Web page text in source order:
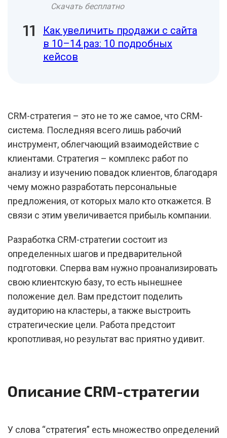
Скачать бесплатно
Как увеличить продажи с сайта
в 10–14 раз: 10 подробных
кейсов
CRM-стратегия – это не то же самое, что CRM-
система. Последняя всего лишь рабочий
инструмент, облегчающий взаимодействие с
клиентами. Стратегия – комплекс работ по
анализу и изучению повадок клиентов, благодаря
чему можно разработать персональные
предложения, от которых мало кто откажется. В
связи с этим увеличивается прибыль компании.
Разработка CRM-стратегии состоит из
определенных шагов и предварительной
подготовки. Сперва вам нужно проанализировать
свою клиентскую базу, то есть нынешнее
положение дел. Вам предстоит поделить
аудиторию на кластеры, а также выстроить
стратегические цели. Работа предстоит
кропотливая, но результат вас приятно удивит.
Описание CRM-стратегии
У слова “стратегия” есть множество определений